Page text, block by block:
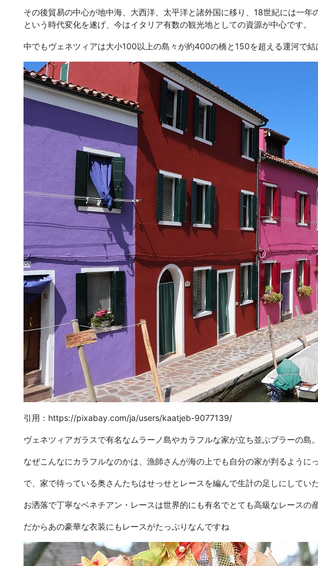
その後貿易の中心が地中海、大西洋、太平洋と諸外国に移り、18世紀には一
という時代変化を遂げ、今はイタリア有数の観光地としての資源が中心です。
中でもヴェネツィアは大小100以上の島々が約400の橋と150を超える運河で結
引用： https://pixabay.com/ja/users/kaatjeb-9077139/
ヴェネツィアガラスで有名なムラーノ島やカラフルな家が立ち並ぶブラーの島。
なぜこんなにカラフルなのかは、漁師さんが海の上でも自分の家が判るようにっ
で、家で待っている奥さんたちはせっせとレースを編んで生計の足しにしていた
お洒落で丁寧なベネチアン・レースは世界的にも有名でとても高級なレースの
だからあの豪華な衣装にもレースがたっぷりなんですね